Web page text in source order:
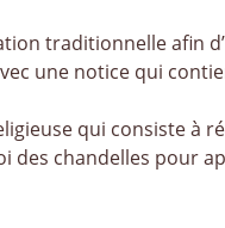
traditionnelle afin
une notice qui
qui consiste à
des chandelles pour